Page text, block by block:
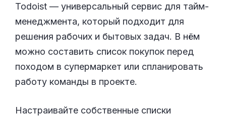
Todoist — универсальный сервис для тайм-
менеджмента, который подходит для
решения рабочих и бытовых задач. В нём
можно составить список покупок перед
походом в супермаркет или спланировать
работу команды в проекте.
Настраивайте собственные списки